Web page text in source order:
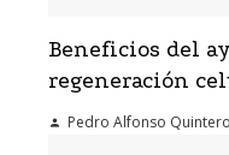
Beneficios del
regeneración
Pedro Alfonso Quintero